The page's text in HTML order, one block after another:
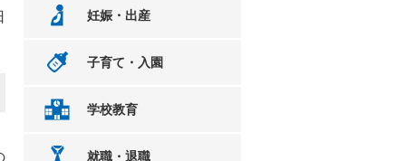
妊娠・出産
子育て・入園
学校教育
就職・退職